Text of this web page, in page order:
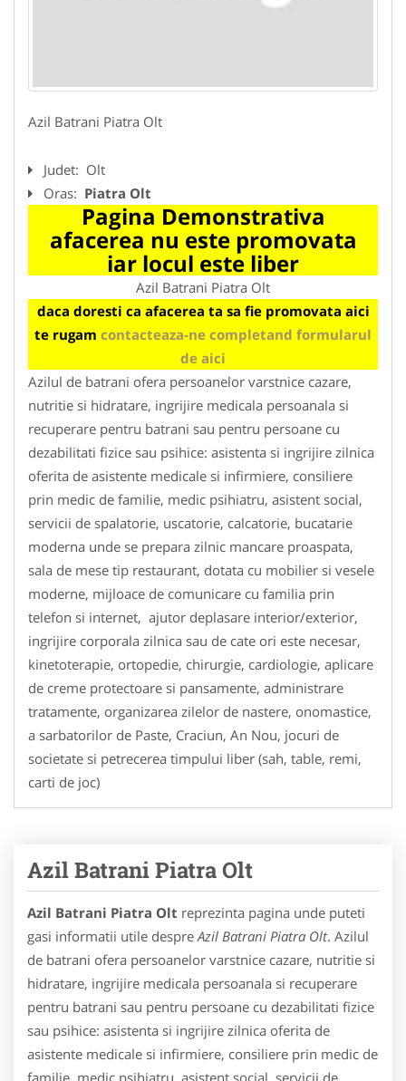
Azil Batrani Piatra Olt
Judet: Olt
Oras: Piatra Olt
Pagina Demonstrativa
afacerea nu este promovata
iar locul este liber
Azil Batrani Piatra Olt
daca doresti ca afacerea ta sa fie promovata aici
te rugam contacteaza-ne completand formularul
de aici
Azilul de batrani ofera persoanelor varstnice cazare,
nutritie si hidratare, ingrijire medicala persoanala si
recuperare pentru batrani sau pentru persoane cu
dezabilitati fizice sau psihice: asistenta si ingrijire zilnica
oferita de asistente medicale si infirmiere, consiliere
prin medic de familie, medic psihiatru, asistent social,
servicii de spalatorie, uscatorie, calcatorie, bucatarie
moderna unde se prepara zilnic mancare proaspata,
sala de mese tip restaurant, dotata cu mobilier si vesele
moderne, mijloace de comunicare cu familia prin
telefon si internet, ajutor deplasare interior/exterior,
ingrijire corporala zilnica sau de cate ori este necesar,
kinetoterapie, ortopedie, chirurgie, cardiologie, aplicare
de creme protectoare si pansamente, administrare
tratamente, organizarea zilelor de nastere, onomastice,
a sarbatorilor de Paste, Craciun, An Nou, jocuri de
societate si petrecerea timpului liber (sah, table, remi,
carti de joc)
Azil Batrani Piatra Olt
Azil Batrani Piatra Olt reprezinta pagina unde puteti
gasi informatii utile despre Azil Batrani Piatra Olt. Azilul
de batrani ofera persoanelor varstnice cazare, nutritie si
hidratare, ingrijire medicala persoanala si recuperare
pentru batrani sau pentru persoane cu dezabilitati fizice
sau psihice: asistenta si ingrijire zilnica oferita de
asistente medicale si infirmiere, consiliere prin medic de
familie, medic psihiatru, asistent social, servicii de